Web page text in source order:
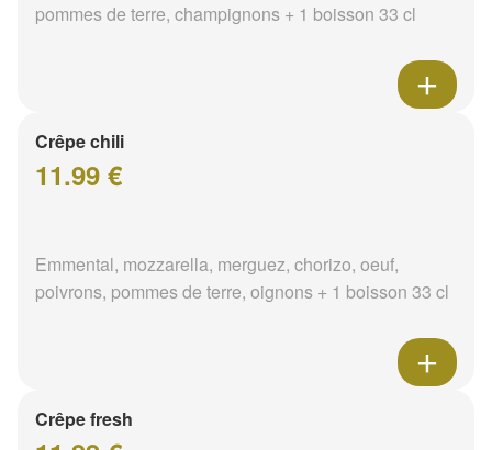
pommes de terre, champignons + 1 boisson 33 cl
Crêpe chili
11.99 €
Emmental, mozzarella, merguez, chorizo, oeuf,
poivrons, pommes de terre, oignons + 1 boisson 33 cl
Crêpe fresh